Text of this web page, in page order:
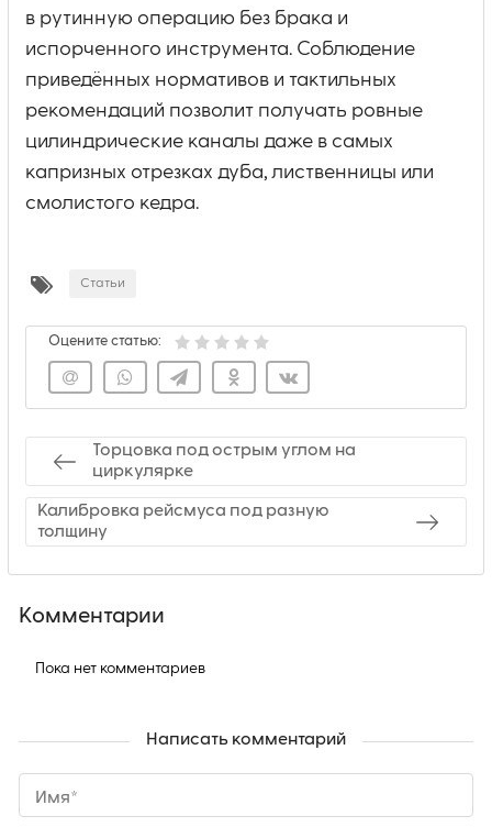
в рутинную операцию без брака и
испорченного инструмента. Соблюдение
приведённых нормативов и тактильных
рекомендаций позволит получать ровные
цилиндрические каналы даже в самых
капризных отрезках дуба, лиственницы или
смолистого кедра.
Статьи
Оцените статью:
Торцовка под острым углом на
циркулярке
Калибровка рейсмуса под разную
толщину
Комментарии
Пока нет комментариев
Написать комментарий
Имя*